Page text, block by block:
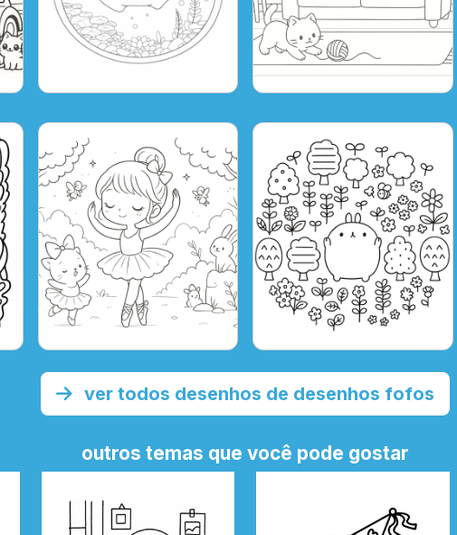
ver todos desenhos de desenhos fofos
outros temas que você pode gostar